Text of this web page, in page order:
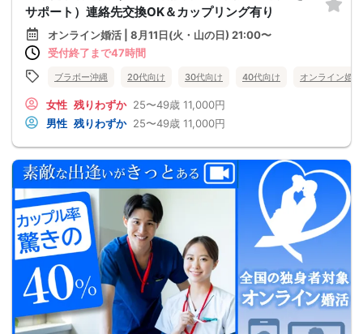
サポート）連絡先交換OK＆カップリング有り
オンライン婚活 | 8月11日(火・山の日) 21:00〜
受付終了まで47時間
ブラボー沖縄 20代向け 30代向け 40代向け オンライン婚活
女性 残りわずか 25〜49歳 11,000円
男性 残りわずか 25〜49歳 11,000円